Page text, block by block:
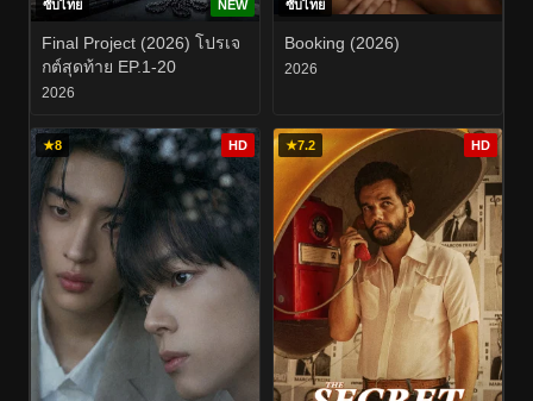
ซับไทย NEW
Final Project (2026) โปรเจ
กต์สุดท้าย EP.1-20
2026
ซับไทย
Booking (2026)
2026
★8 HD ★7.2 HD